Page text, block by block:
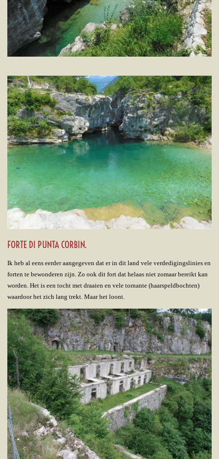
FORTE DI PUNTA CORBIN.
Ik heb al eens eerder aangegeven dat er in dit land vele verdedigingslinies en
forten te bewonderen zijn. Zo ook dit fort dat helaas niet zomaar bereikt kan
worden. Het is een tocht met draaien en vele tornante (haarspeldbochten)
waardoor het zich lang trekt. Maar het loont.